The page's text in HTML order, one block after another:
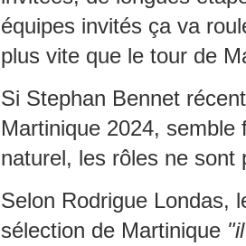
équipes invités ça va
plus vite que le tour de
Si Stephan Bennet
Martinique 2024,
naturel, les rôles ne sont
Selon Rodrigue Londas,
sélection de Martinique
spéculations qui
11
qui a
⭐ MICHEL ALIBO : Le
révolutionné le son
Le bassiste et
1959 à Paris, il passe
de ces architectes du
frontières des Antilles.